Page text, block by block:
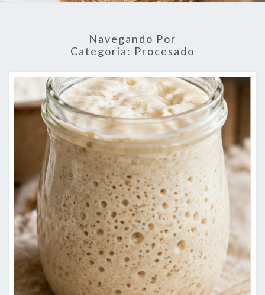
Navegando Por
Categoría: Procesado